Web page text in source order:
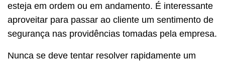
esteja em ordem ou em andamento. É interessante
aproveitar para passar ao cliente um sentimento de
segurança nas providências tomadas pela empresa.
Nunca se deve tentar resolver rapidamente um